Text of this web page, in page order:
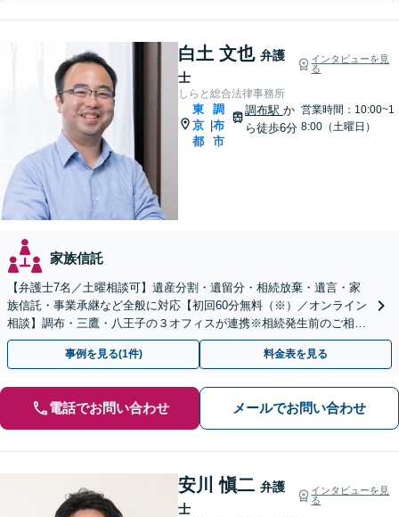
白土 文也 弁護
士
インタビューを見
る
しらと総合法律事務所
東
京
都
調
布
市
調布駅 か
ら徒歩6分
営業時間：10:00~1
8:00（土曜日）
家族信託
【弁護士7名／土曜相談可】遺産分割・遺留分・相続放棄・遺言・家
族信託・事業承継など全般に対応【初回60分無料（※）／オンライン
相談】調布・三鷹・八王子の３オフィスが連携※相続発生前のご相談
など有料相談になるものもございます
事例を見る(1件) 料金表を見る
電話でお問い合わせ メールでお問い合わせ
安川 愼二 弁護
士
インタビューを見
る